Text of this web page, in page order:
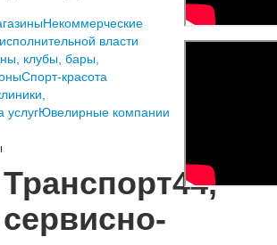
Некоммерческие
власти
клубы, бары,
Спорт-красота
Ювелирные компании
Транспорт44,
сервисно-